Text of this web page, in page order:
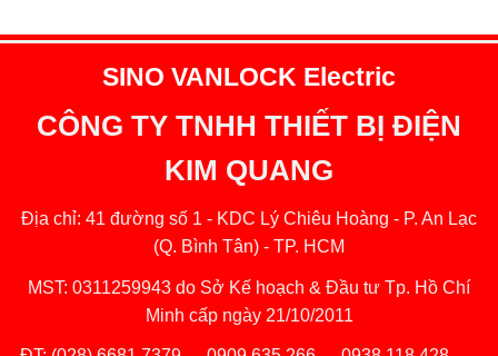
SINO VANLOCK Electric
CÔNG TY TNHH THIẾT BỊ ĐIỆN
KIM QUANG
Địa chỉ: 41 đường số 1 - KDC Lý Chiêu Hoàng - P. An Lạc
(Q. Bình Tân) - TP. HCM
MST: 0311259943 do Sở Kế hoạch & Đầu tư Tp. Hồ Chí
Minh cấp ngày 21/10/2011